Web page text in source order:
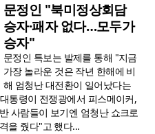
문정인 "북미정상회담
승자·패자 없다…모두가
승자"
문정인 특보는 발제를 통해 "지금
가장 놀라운 것은 작년 한해에 비
해 엄청난 대전환이 일어났다는
통령이 전쟁광에서 피스메이커,
사람들이 보기엔 엄청난 쇼크로
을 줬다"고 했다...